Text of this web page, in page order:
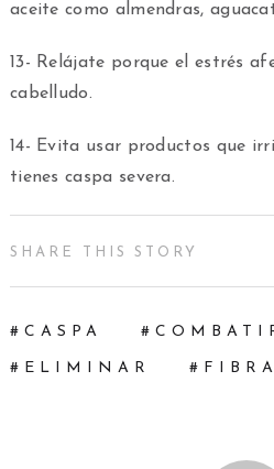
aceite como almendras,
13- Relájate porque el estrés
cabelludo.
14- Evita usar productos que
tienes caspa severa.
SHARE THIS STORY
CASPA
ELIMINAR FIBRA